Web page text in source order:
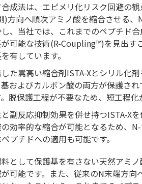
成法は、エピメリ化リスク回避の
)方向へ順次アミノ酸を縮合させる
、当社では、これまでのペプチド
可能な技術(R-Coupling™)を見出
有しています。
た嵩高い縮合剤ISTA-Xとシリル化
およびカルボン酸の両方が保護さ
脱保護工程が不要なため、短工程化
副反応抑制効果を併せ持つISTA-X
効率的な縮合が可能となるため、
プチドへの適用も可能です。
として保護基を有さない天然アミ
可能です。また、従来のN末端方向